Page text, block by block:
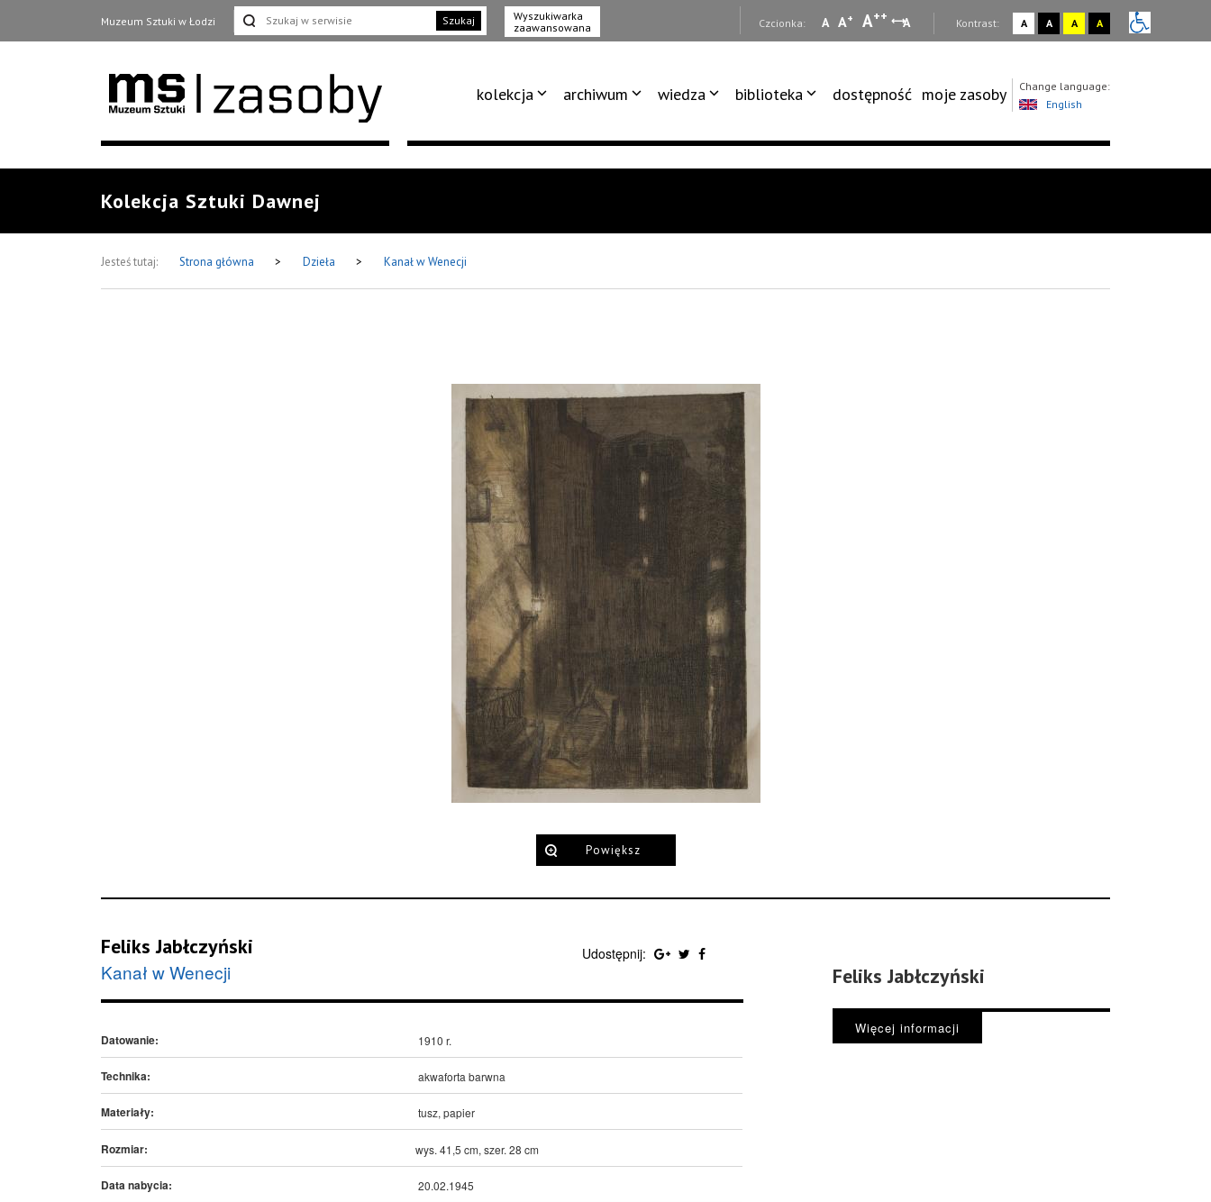
Muzeum Sztuki w Łodzi Szukaj
Wyszukiwarka
zaawansowana
Czcionka: A A+ A++ A Kontrast: A A A A
kolekcja archiwum wiedza biblioteka dostępność moje zasoby
Change language:
English
Kolekcja Sztuki Dawnej
Jesteś tutaj: Strona główna > Dzieła > Kanał w Wenecji
Powiększ
Feliks Jabłczyński
Kanał w Wenecji
Udostępnij:
Datowanie: 1910 r.
Technika: akwaforta barwna
Materiały: tusz, papier
Rozmiar: wys. 41,5 cm, szer. 28 cm
Data nabycia: 20.02.1945
Feliks Jabłczyński
Więcej informacji